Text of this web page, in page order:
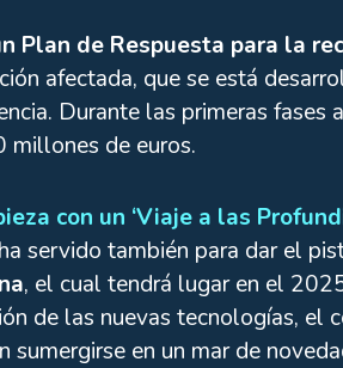
Plan de Respuesta para la
afectada, que se está
Durante las primeras fases
millones de euros.
con un ‘Viaje a las
servido también para dar el
, el cual tendrá lugar en el
de las nuevas tecnologías, el
sumergirse en un mar de